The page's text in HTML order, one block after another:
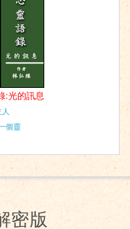
:光的訊息
個靈
密版